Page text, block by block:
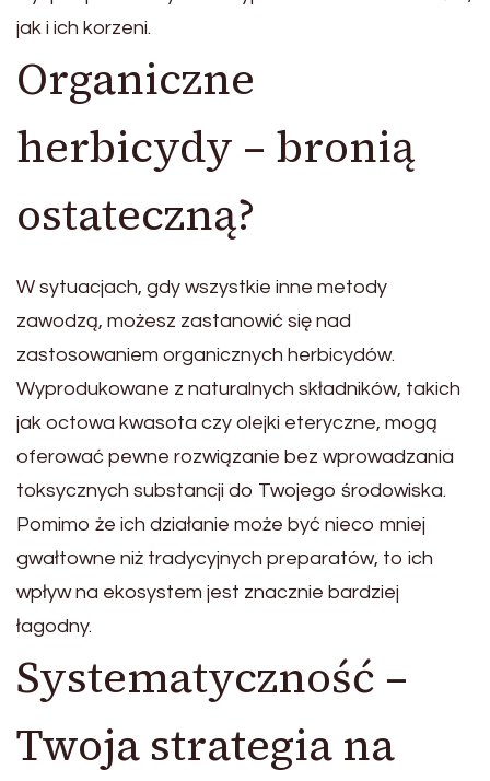
jak i ich korzeni.
Organiczne
herbicydy – bronią
ostateczną?
W sytuacjach, gdy wszystkie inne metody
zawodzą, możesz zastanowić się nad
zastosowaniem organicznych herbicydów.
Wyprodukowane z naturalnych składników, takich
jak octowa kwasota czy olejki eteryczne, mogą
oferować pewne rozwiązanie bez wprowadzania
toksycznych substancji do Twojego środowiska.
Pomimo że ich działanie może być nieco mniej
gwałtowne niż tradycyjnych preparatów, to ich
wpływ na ekosystem jest znacznie bardziej
łagodny.
Systematyczność –
Twoja strategia na